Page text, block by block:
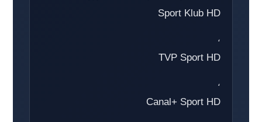
Sport Klub HD
،
TVP Sport HD
،
Canal+ Sport HD